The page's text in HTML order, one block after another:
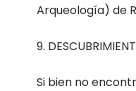
Arqueología) de
9.
Si bien no